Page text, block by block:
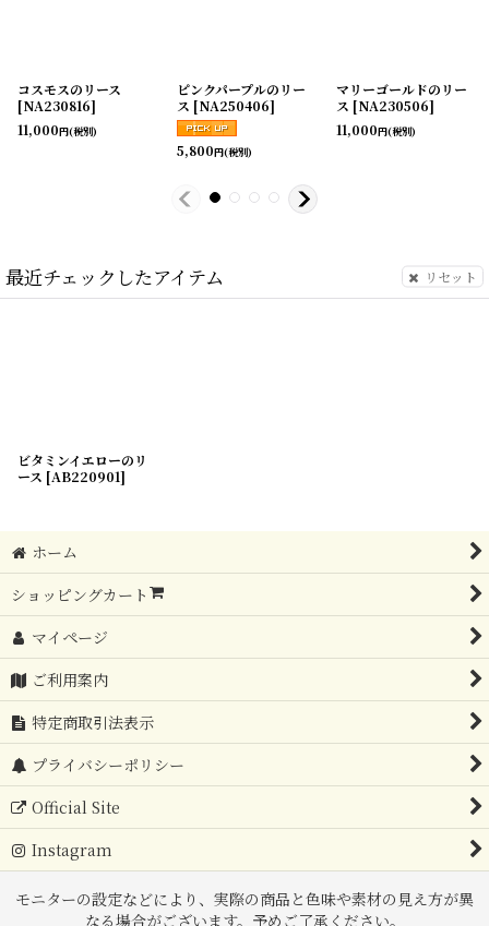
コスモスのリース
[NA230816]
11,000円(税別)
ピンクパープルのリー
ス [NA250406]
5,800円(税別)
マリーゴールドのリー
ス [NA230506]
11,000円(税別)
最近チェックしたアイテム リセット
ビタミンイエローのリ
ース [AB220901]
ホーム
ショッピングカート
マイページ
ご利用案内
特定商取引法表示
プライバシーポリシー
Official Site
Instagram
モニターの設定などにより、実際の商品と色味や素材の見え方が異
なる場合がございます。予めご了承ください。